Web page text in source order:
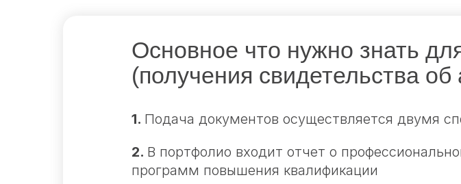
Основное что нужно знать
(получения свидетельства об
1. Подача документов осуществляется двумя
2. В портфолио входит отчет о
программ повышения квалификации